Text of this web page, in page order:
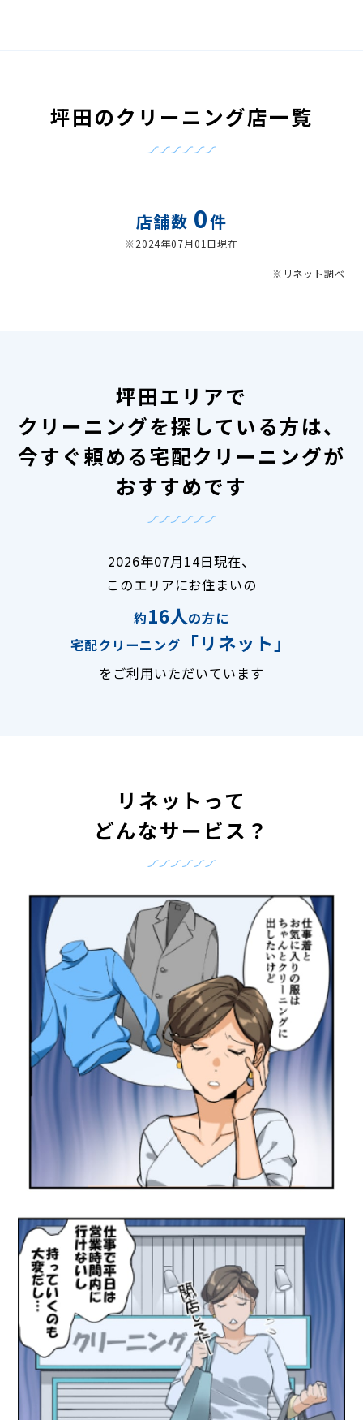
坪田のクリーニング店一覧
店舗数 0件
※2024年07月01日現在
※リネット調べ
坪田エリアで
クリーニングを探している方は、
今すぐ頼める宅配クリーニングが
おすすめです
2026年07月14日現在、
このエリアにお住まいの
約16人の方に
宅配クリーニング
「リネット」
をご利用いただいています
リネットって
どんなサービス？